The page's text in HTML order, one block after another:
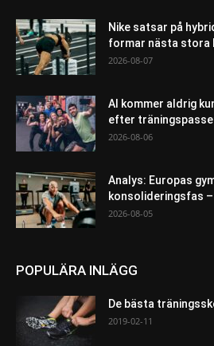
Nike satsar på
formar nästa stora
2026-08-07
AI kommer aldrig
efter
2026-08-06
Analys: Europas
konsolideringsfas
2026-08-05
POPULÄRA INLÄGG
De bästa
2019-02-11